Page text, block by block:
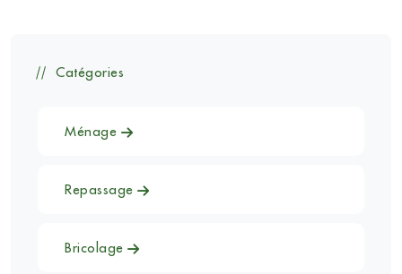
Catégories
Ménage
Repassage
Bricolage